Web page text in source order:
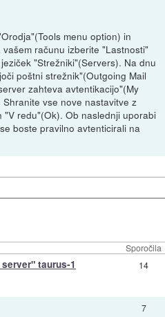
menu option) in
računu izberite "Lastnosti"
"Strežniki"(Servers). Na dnu
poštni strežnik"(Outgoing Mail
zahteva avtentikacijo"(My
vse nove nastavitve z
redu"(Ok). Ob naslednji uporabi
boste pravilno avtenticirali na
Sporočila
taurus-1 14
7